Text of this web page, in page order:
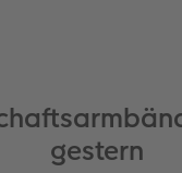
gestern